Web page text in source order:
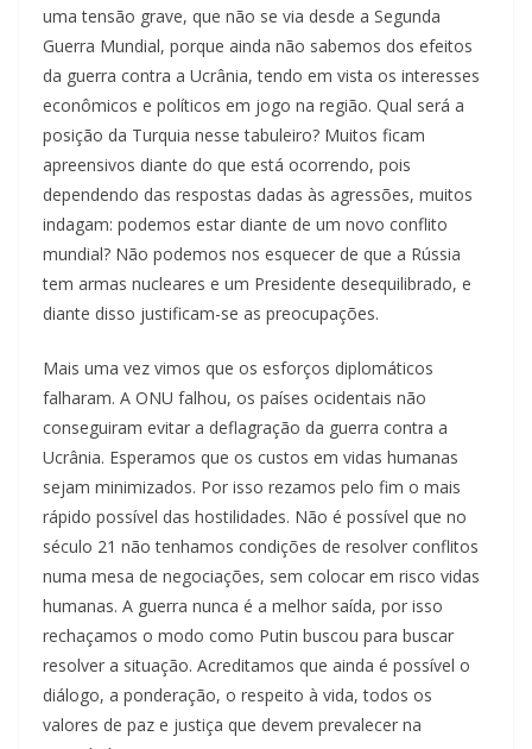
uma tensão grave, que não se via desde a Segunda
Guerra Mundial, porque ainda não sabemos dos efeitos
da guerra contra a Ucrânia, tendo em vista os interesses
econômicos e políticos em jogo na região. Qual será a
posição da Turquia nesse tabuleiro? Muitos ficam
apreensivos diante do que está ocorrendo, pois
dependendo das respostas dadas às agressões, muitos
indagam: podemos estar diante de um novo conflito
mundial? Não podemos nos esquecer de que a Rússia
tem armas nucleares e um Presidente desequilibrado, e
diante disso justificam-se as preocupações.
Mais uma vez vimos que os esforços diplomáticos
falharam. A ONU falhou, os países ocidentais não
conseguiram evitar a deflagração da guerra contra a
Ucrânia. Esperamos que os custos em vidas humanas
sejam minimizados. Por isso rezamos pelo fim o mais
rápido possível das hostilidades. Não é possível que no
século 21 não tenhamos condições de resolver conflitos
numa mesa de negociações, sem colocar em risco vidas
humanas. A guerra nunca é a melhor saída, por isso
rechaçamos o modo como Putin buscou para buscar
resolver a situação. Acreditamos que ainda é possível o
diálogo, a ponderação, o respeito à vida, todos os
valores de paz e justiça que devem prevalecer na